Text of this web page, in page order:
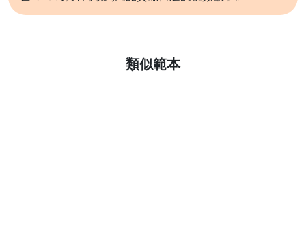
類似範本
了解更多